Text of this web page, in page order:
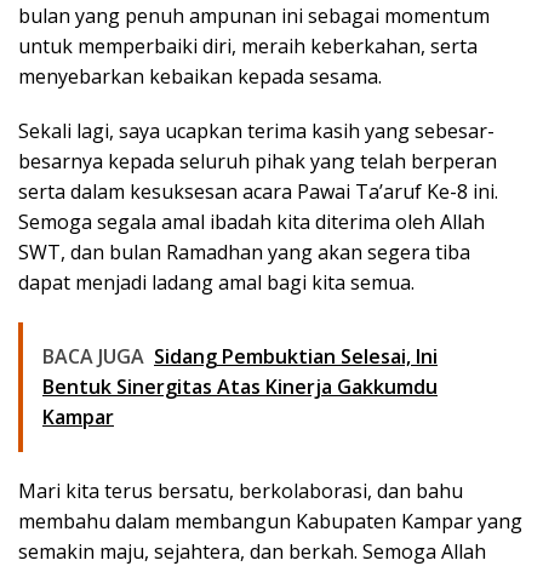
bulan yang penuh ampunan ini sebagai momentum
untuk memperbaiki diri, meraih keberkahan, serta
menyebarkan kebaikan kepada sesama.
Sekali lagi, saya ucapkan terima kasih yang sebesar-
besarnya kepada seluruh pihak yang telah berperan
serta dalam kesuksesan acara Pawai Ta’aruf Ke-8 ini.
Semoga segala amal ibadah kita diterima oleh Allah
SWT, dan bulan Ramadhan yang akan segera tiba
dapat menjadi ladang amal bagi kita semua.
BACA JUGA Sidang Pembuktian Selesai, Ini
Bentuk Sinergitas Atas Kinerja Gakkumdu
Kampar
Mari kita terus bersatu, berkolaborasi, dan bahu
membahu dalam membangun Kabupaten Kampar yang
semakin maju, sejahtera, dan berkah. Semoga Allah